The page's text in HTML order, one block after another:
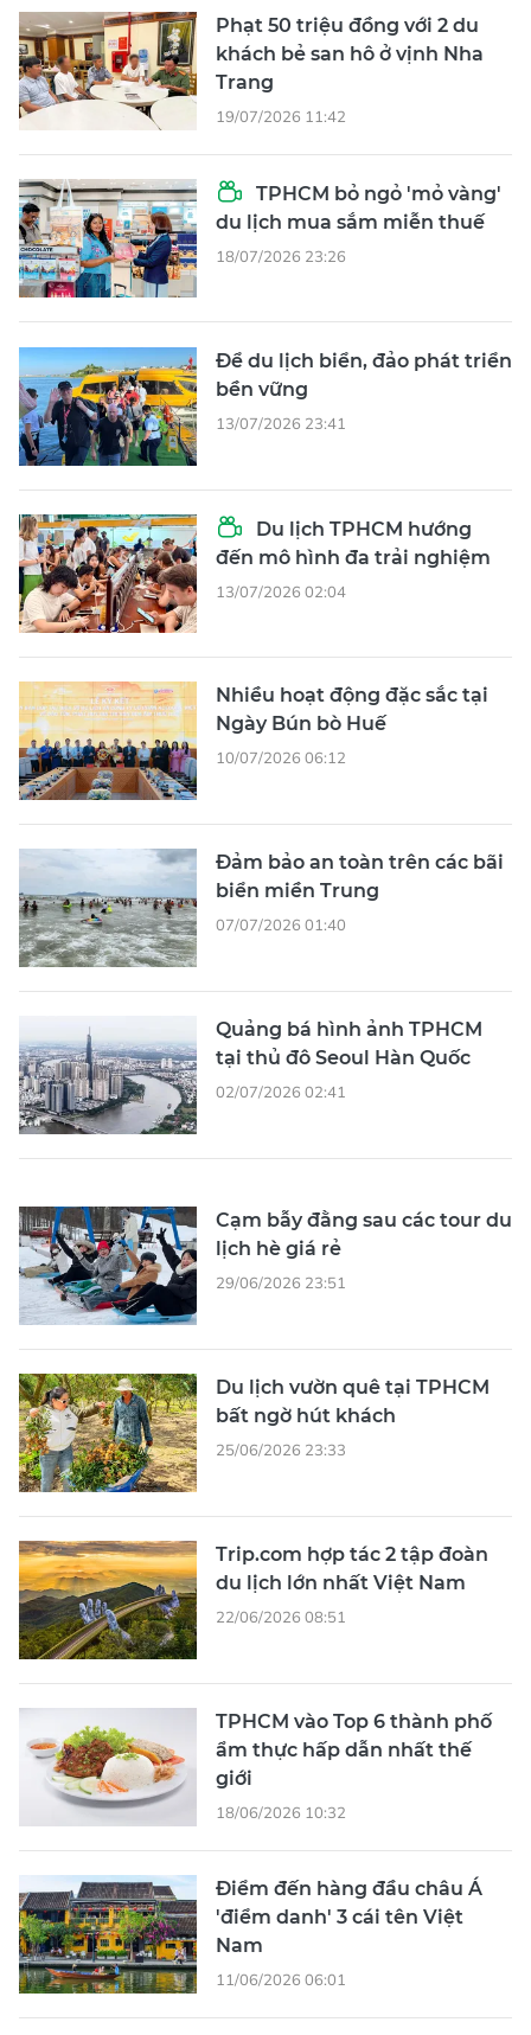
Phạt 50 triệu đồng với 2 du
khách bẻ san hô ở vịnh Nha
Trang
19/07/2026 11:42
TPHCM bỏ ngỏ 'mỏ vàng'
du lịch mua sắm miễn thuế
18/07/2026 23:26
Để du lịch biển, đảo phát triển
bền vững
13/07/2026 23:41
Du lịch TPHCM hướng
đến mô hình đa trải nghiệm
13/07/2026 02:04
Nhiều hoạt động đặc sắc tại
Ngày Bún bò Huế
10/07/2026 06:12
Đảm bảo an toàn trên các bãi
biển miền Trung
07/07/2026 01:40
Quảng bá hình ảnh TPHCM
tại thủ đô Seoul Hàn Quốc
02/07/2026 02:41
Cạm bẫy đằng sau các tour du
lịch hè giá rẻ
29/06/2026 23:51
Du lịch vườn quê tại TPHCM
bất ngờ hút khách
25/06/2026 23:33
Trip.com hợp tác 2 tập đoàn
du lịch lớn nhất Việt Nam
22/06/2026 08:51
TPHCM vào Top 6 thành phố
ẩm thực hấp dẫn nhất thế
giới
18/06/2026 10:32
Điểm đến hàng đầu châu Á
'điểm danh' 3 cái tên Việt
Nam
11/06/2026 06:01